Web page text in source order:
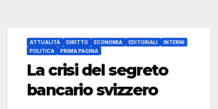
ATTUALITÀ DIRITTO ECONOMIA EDITORIALI
INTERNI
POLITICA
PRIMA PAGINA
La crisi del segreto
bancario svizzero